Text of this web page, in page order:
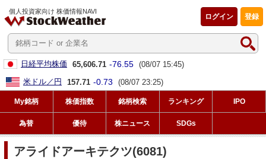
個人投資家向け 株価情報NAVI
登録
ログイン
日経平均株価 65,606.71 -76.55 (08/07 15:45)
米ドル／円
157.71 -0.73 (08/07 23:25)
My銘柄 株価指数 銘柄検索 ランキング IPO
為替 優待 株ニュース SDGs
アライドアーキテクツ(6081)